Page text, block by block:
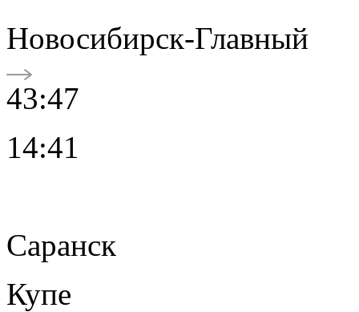
Новосибирск-Главный
43:47
14:41
Саранск
Купе